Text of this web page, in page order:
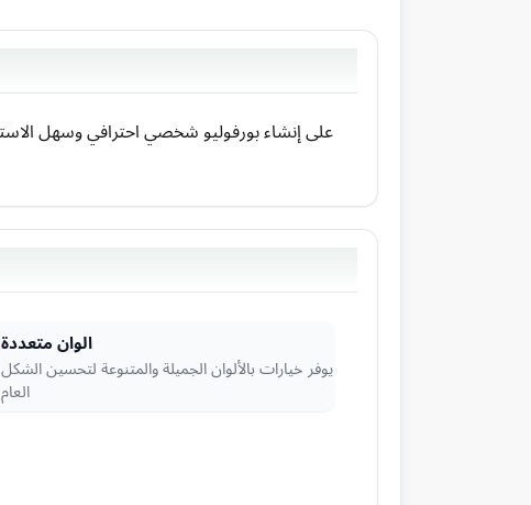
الوان متعددة
يوفر خيارات بالألوان الجميلة والمتنوعة لتحسين الشكل
العام